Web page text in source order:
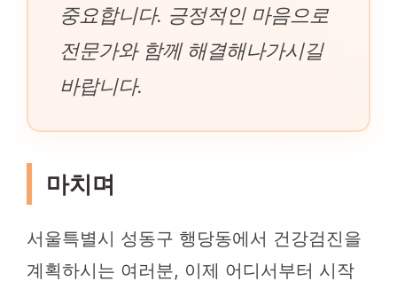
중요합니다. 긍정적인 마음으로
전문가와 함께 해결해나가시길
바랍니다.
마치며
서울특별시 성동구 행당동에서 건강검진을
계획하시는 여러분, 이제 어디서부터 시작